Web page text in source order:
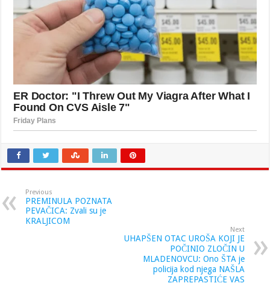
Previous
PREMINULA POZNATA
PEVAČICA: Zvali su je
KRALJICOM
Next
UHAPŠEN OTAC UROŠA KOJI JE
POČINIO ZLOČIN U
MLADENOVCU: Ono ŠTA je
policija kod njega NAŠLA
ZAPREPASTIĆE VAS